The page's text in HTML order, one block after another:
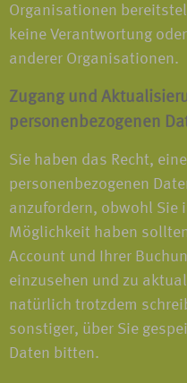
Organisationen
keine Verantwortung
anderer Organisationen.
Zugang und
personenbezogenen
Sie haben das Recht,
personenbezogenen
anzufordern, obwohl Sie
Möglichkeit haben
Account und Ihrer
einzusehen und zu
natürlich trotzdem
sonstiger, über Sie
Daten bitten.